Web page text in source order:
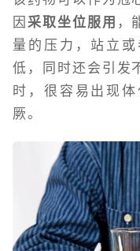
因 采取坐位服用 ，
量的压力，站立
低，同时还会引发
时，很容易出现
厥。